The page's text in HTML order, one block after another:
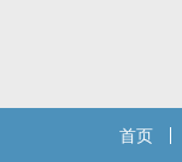
首页